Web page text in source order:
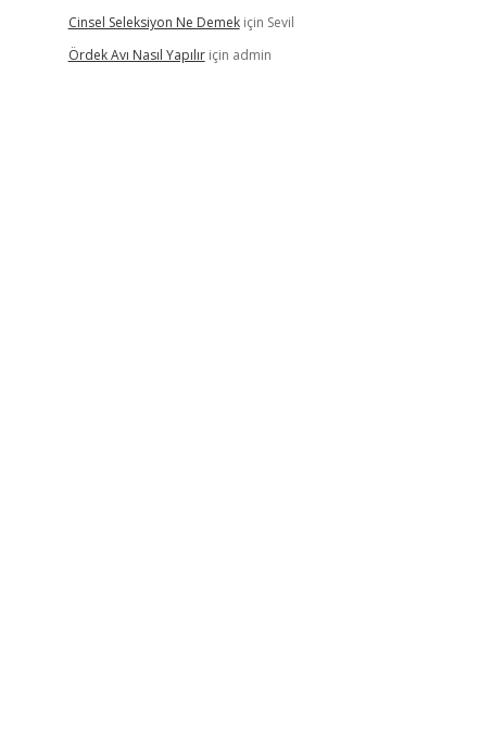
Cinsel Seleksiyon Ne Demekiçin Sevil
Ördek Avı Nasıl Yapılıriçin admin